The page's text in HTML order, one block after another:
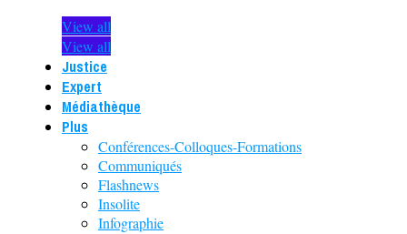
View all
View all
Justice
Expert
Médiathèque
Plus
Conférences-Colloques-Formations
Communiqués
Flashnews
Insolite
Infographie